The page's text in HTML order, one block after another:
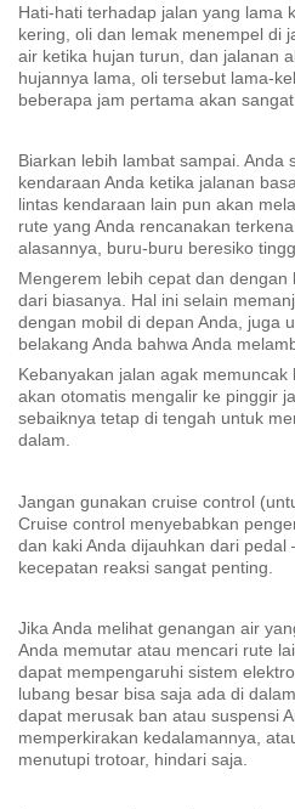
Hati-hati terhadap jalan yang lama
kering, oli dan lemak menempel di
air ketika hujan turun, dan jalanan
hujannya lama, oli tersebut lama-
beberapa jam pertama akan sangat
Biarkan lebih lambat sampai. Anda
kendaraan Anda ketika jalanan
lintas kendaraan lain pun akan
rute yang Anda rencanakan
alasannya, buru-buru beresiko
Mengerem lebih cepat dan
dari biasanya. Hal ini selain
dengan mobil di depan Anda, juga
belakang Anda bahwa Anda
Kebanyakan jalan agak
akan otomatis mengalir ke pinggir
sebaiknya tetap di tengah untuk
dalam.
Jangan gunakan cruise control
Cruise control menyebabkan
dan kaki Anda dijauhkan dari pedal
kecepatan reaksi sangat penting.
Jika Anda melihat genangan air
Anda memutar atau mencari rute
dapat mempengaruhi sistem
lubang besar bisa saja ada di
dapat merusak ban atau suspensi
memperkirakan kedalamannya,
menutupi trotoar, hindari saja.